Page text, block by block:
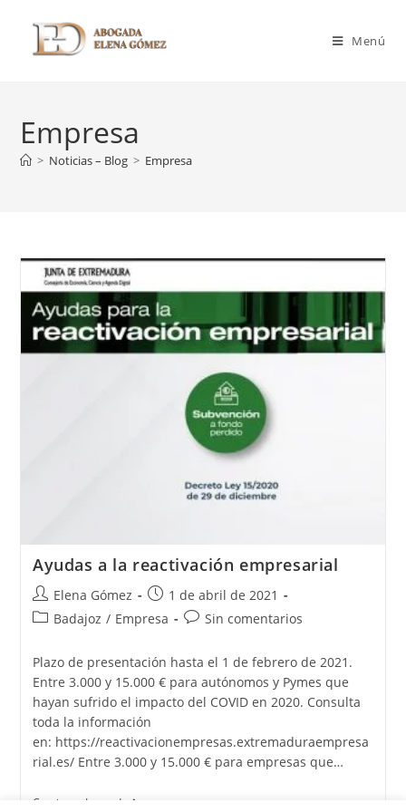
Menú
Empresa
> Noticias – Blog > Empresa
Ayudas a la reactivación empresarial
Elena Gómez
1 de abril de 2021
Badajoz / Empresa Sin comentarios
Plazo de presentación hasta el 1 de febrero de 2021.
Entre 3.000 y 15.000 € para autónomos y Pymes que
hayan sufrido el impacto del COVID en 2020. Consulta
toda la información
en: https://reactivacionempresas.extremaduraempresa
rial.es/ Entre 3.000 y 15.000 € para empresas que…
Continuar Leyendo